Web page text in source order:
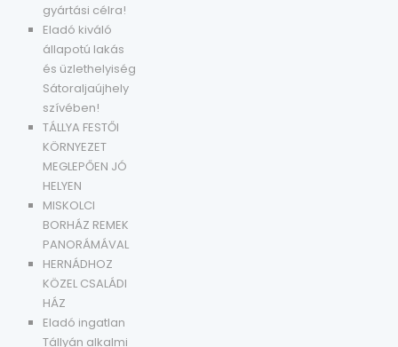
gyártási célra!
Eladó kiváló
állapotú lakás
és üzlethelyiség
Sátoraljaújhely
szívében!
TÁLLYA FESTŐI
KÖRNYEZET
MEGLEPŐEN JÓ
HELYEN
MISKOLCI
BORHÁZ REMEK
PANORÁMÁVAL
HERNÁDHOZ
KÖZEL CSALÁDI
HÁZ
Eladó ingatlan
Tállyán alkalmi